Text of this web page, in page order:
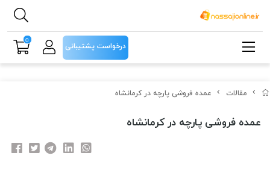
مقالات عمده فروشی پارچه در کرمانشاه
عمده فروشی پارچه در کرمانشاه
درخواست پشتیبانی
0